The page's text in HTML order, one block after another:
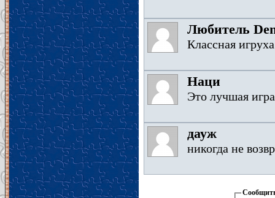
Любитель
Классная игруха
Наци
Это лучшая
дауж
никогда не